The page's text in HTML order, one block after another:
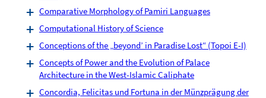
Comparative Morphology of Pamiri Languages
Computational History of Science
Conceptions of the „beyond’ in Paradise Lost“ (Topoi E-I)
Concepts of Power and the Evolution of Palace
Architecture in the West-Islamic Caliphate
Concordia, Felicitas und Fortuna in der Münzprägung der